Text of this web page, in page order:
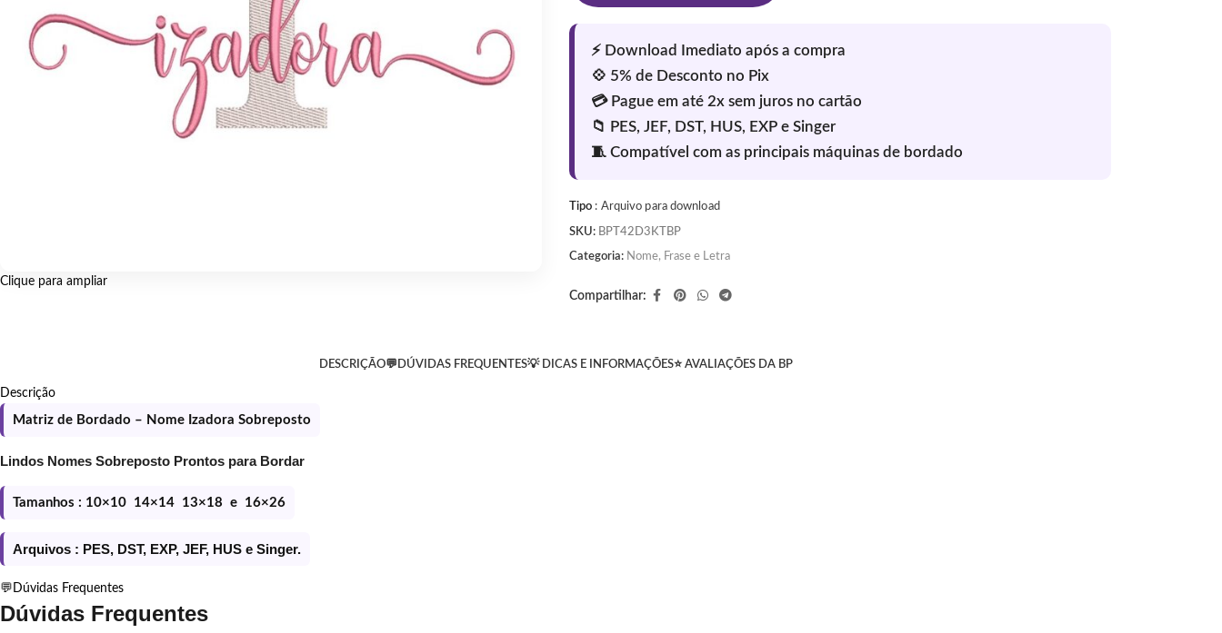
Clique para ampliar
Tipo : Arquivo para download
SKU: BPT42D3KTBP
Categoria: Nome, Frase e Letra
Compartilhar:
DESCRIÇÃO💬DÚVIDAS FREQUENTES💡 DICAS E INFORMAÇÕES⭐ AVALIAÇÕES DA BP
Descrição
Matriz de Bordado – Nome Izadora Sobreposto
Lindos Nomes Sobreposto Prontos para Bordar
Tamanhos : 10×10 14×14 13×18 e 16×26
Arquivos : PES, DST, EXP, JEF, HUS e Singer.
💬Dúvidas Frequentes
Dúvidas Frequentes